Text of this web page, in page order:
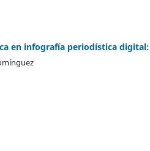
en infografía periodística